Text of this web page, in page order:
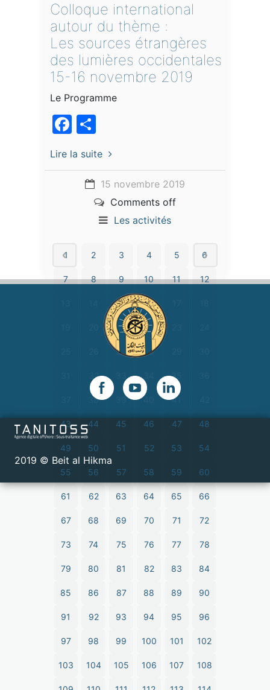
Colloque international
autour du thème :
Les sources étrangères
des lumières occidentales
15-16 novembre 2019
Le Programme
Facebook
Lire la suite
15 novembre 2019
Comments off
Les activités
1 2 3 4 5 6
7 8 9 10 11 12
15 16
21 22
27 28
32 35
38 41
43 44 45 46 47 48
49 50 51 52 53 54
55 56 57 58 59 60
61 62 63 64 65 66
67 68 69 70 71 72
73 74 75 76 77 78
79 80 81 82 83 84
85 86 87 88 89 90
91 92 93 94 95 96
97 98 99 100 101 102
103 104 105 106 107 108
2019 © Beit al Hikma